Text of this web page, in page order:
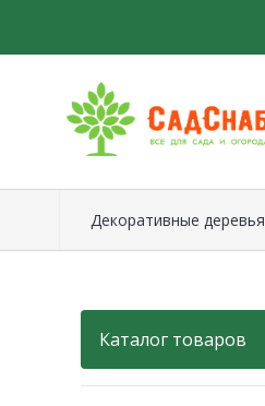
Декоративные деревья
Каталог товаров